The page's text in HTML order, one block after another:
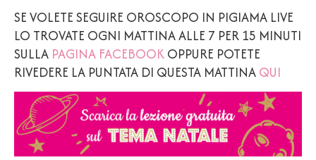
SE VOLETE SEGUIRE OROSCOPO IN PIGIAMA LIVE
LO TROVATE OGNI MATTINA ALLE 7 PER 15 MINUTI
SULLA PAGINA FACEBOOKOPPURE POTETE
RIVEDERE LA PUNTATA DI QUESTA MATTINAQUI